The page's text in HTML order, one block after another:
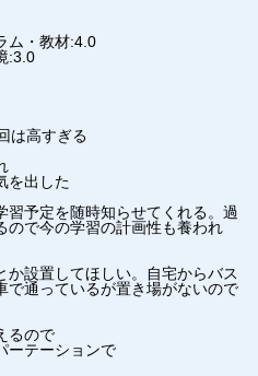
ム・教材:4.0
:3.0
は高すぎる
を出した
習予定を随時知らせてくれる。過
ので今の学習の計画性も養われ
設置してほしい。自宅からバス
で通っているが置き場がないので
るので
ーテーションで